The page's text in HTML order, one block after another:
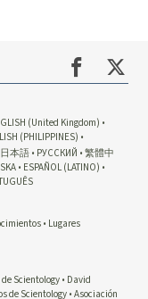
(United Kingdom)
(PHILIPPINES)
日本語 РУССКИЙ
繁體中
ESPAÑOL (LATINO)
Lugares
de Scientology David
de Scientology Asociación